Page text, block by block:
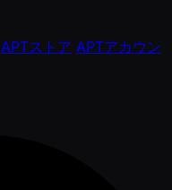
APTストア APTアカウン